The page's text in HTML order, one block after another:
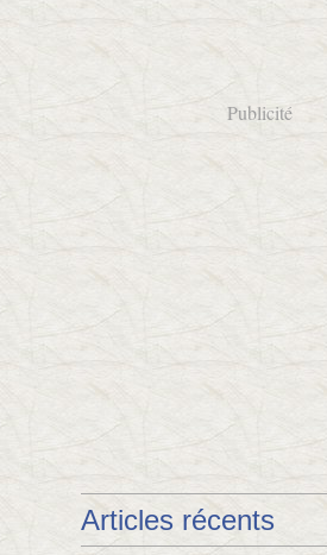
Publicité
Articles récents